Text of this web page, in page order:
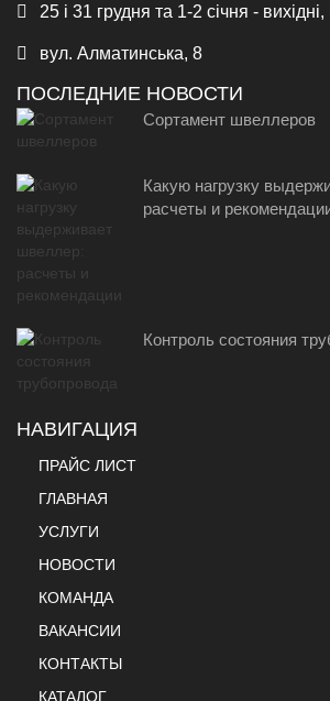
25 і 31 грудня та 1-2 січня -
вул. Алматинська, 8
ПОСЛЕДНИЕ НОВОСТИ
Сортамент швеллеров
Какую нагрузку
расчеты и
Контроль состояния
НАВИГАЦИЯ
ПРАЙС ЛИСТ
ГЛАВНАЯ
УСЛУГИ
НОВОСТИ
КОМАНДА
ВАКАНСИИ
КОНТАКТЫ
КАТАЛОГ